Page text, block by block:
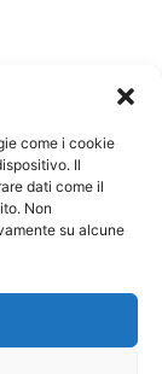
come i cookie
Il
dati come il
Non
su alcune
Biologi:
Vincenzo